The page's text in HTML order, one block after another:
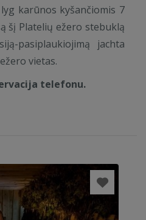
karūnos kyšančiomis 7
šį Platelių ežero stebuklą
pasiplaukiojimą jachta
vietas.
telefonu.